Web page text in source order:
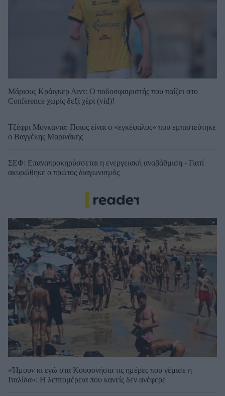
Μάριους Κράιγκερ Λιντ: Ο ποδοσφαιριστής που παίζει στο
Conference χωρίς δεξί χέρι (vid)!
Τζέφρι Μονκαντά: Ποιος είναι ο «εγκέφαλος» που εμπιστεύτηκε
ο Βαγγέλης Μαρινάκης
ΣΕΦ: Επαναπροκηρύσσεται η ενεργειακή αναβάθμιση - Γιατί
ακυρώθηκε ο πρώτος διαγωνισμός
«Ήμουν κι εγώ στα Κουφονήσια τις ημέρες που γέμισε η
Ιταλίδα»: Η λεπτομέρεια που κανείς δεν ανέφερε